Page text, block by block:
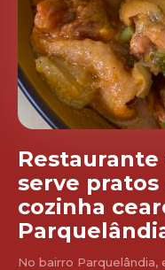
Restaurante
serve pratos
cozinha
No bairro